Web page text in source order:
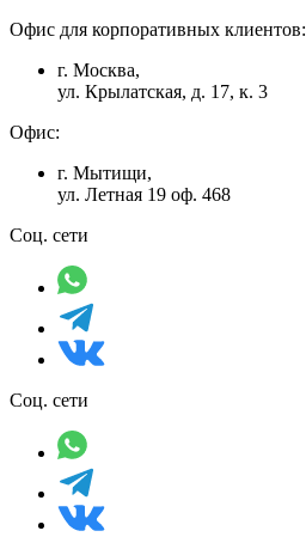
Офис для корпоративных клиентов:
г. Москва,
ул. Крылатская, д. 17, к. 3
Офис:
г. Мытищи,
ул. Летная 19 оф. 468
Соц. сети
Соц. сети